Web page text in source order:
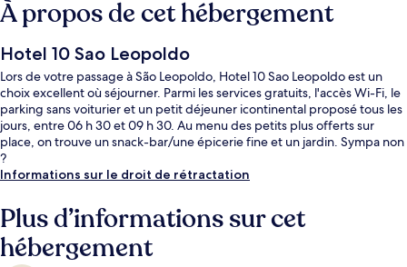
À propos de cet hébergement
Hotel 10 Sao Leopoldo
Lors de votre passage à São Leopoldo, Hotel 10 Sao Leopoldo est un
choix excellent où séjourner. Parmi les services gratuits, l'accès Wi-Fi, le
parking sans voiturier et un petit déjeuner icontinental proposé tous les
jours, entre 06 h 30 et 09 h 30. Au menu des petits plus offerts sur
place, on trouve un snack-bar/une épicerie fine et un jardin. Sympa non
?
Informations sur le droit de rétractation
Plus d’informations sur cet
hébergement